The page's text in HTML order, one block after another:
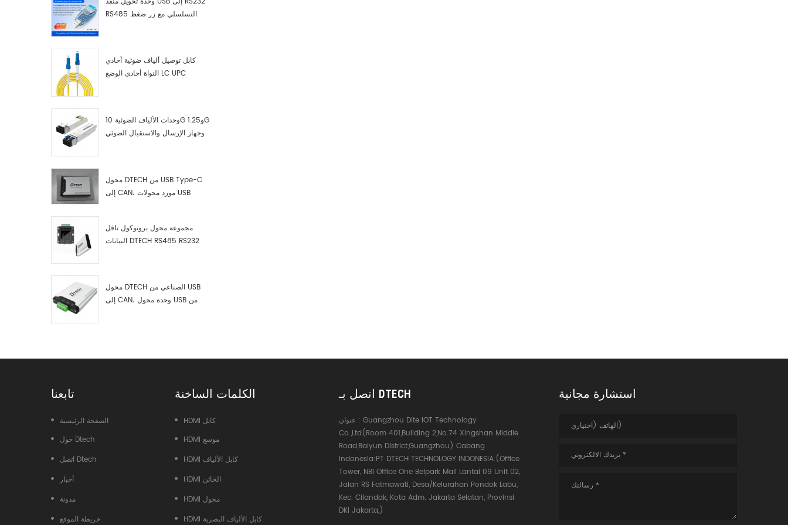
RS485 التسلسلي مع زر ضغط
كابل توصيل ألياف ضوئية أحادي
النواة أحادي الوضع LC UPC
وحدات الألياف الضوئية 10G و1.25G
وجهاز الإرسال والاستقبال الضوئي
محول DTECH من USB Type-C
إلى CAN، مورد محولات USB
مجموعة محول بروتوكول ناقل
البيانات DTECH RS485 RS232
محول DTECH الصناعي من USB
إلى CAN، وحدة محول USB من
تابعنا
الصفحة الرئيسية
حول Dtech
اتصل Dtech
أخبار
مدونة
خريطة الموقع
الكلمات الساخنة
HDMI كابل
HDMI موسع
HDMI كابل الألياف
HDMI الخائن
HDMI محول
HDMI كابل الألياف البصرية
اتصل بـ DTECH
عنوان :Guangzhou Dite IOT Technology
Co.,Ltd(Room 401,Building 2,No.74 Xingshan Middle
Road,Baiyun District,Guangzhou) Cabang
Indonesia:PT DTECH TECHNOLOGY INDONESIA.(Office
Tower, NBI Office One Belpark Mall Lantai 09 Unit 02,
Jalan RS Fatmawati, Desa/Kelurahan Pondok Labu,
Kec. Cilandak, Kota Adm. Jakarta Selatan, Provinsi
DKI Jakarta,)
استشارة مجانية